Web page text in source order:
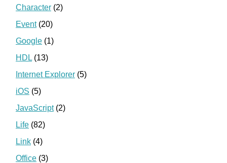
Character (2)
Event(20)
Google (1)
HDL (13)
Internet Explorer (5)
iOS (5)
JavaScript(2)
Life (82)
Link (4)
Office (3)